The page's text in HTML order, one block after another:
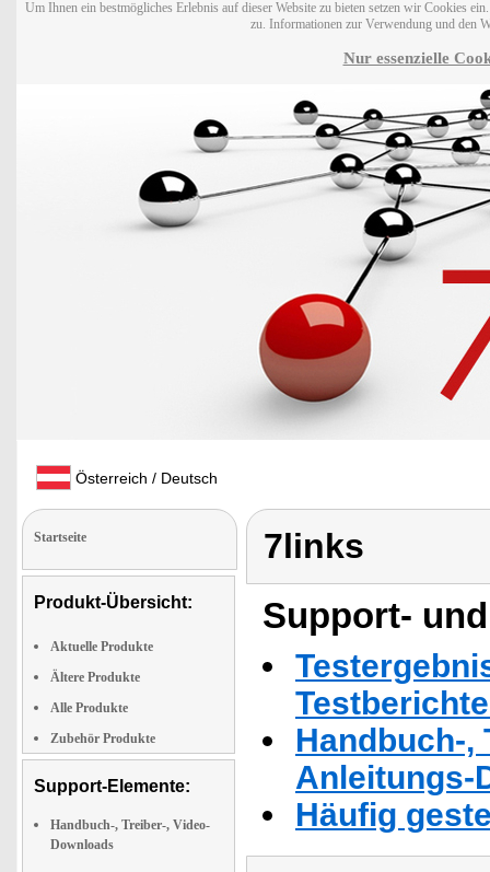
Um Ihnen ein bestmögliches Erlebnis auf dieser Website zu bieten setzen wir Cookies
zu. Informationen zur Verwendung und den
Nur essenzielle
Österreich / Deutsch
Startseite
Produkt-Übersicht:
Aktuelle Produkte
Ältere Produkte
Alle Produkte
Zubehör Produkte
Support-Elemente:
Handbuch-, Treiber-, Video-
Downloads
7links
Support-
Handbuch-,
Anleitungs-
Häufig